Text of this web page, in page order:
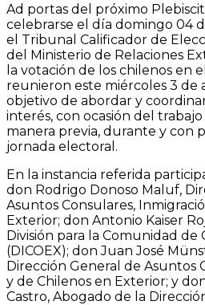
Ad portas del próximo
celebrarse el día domingo 04
el Tribunal Calificador de
del Ministerio de Relaciones
la votación de los chilenos en
reunieron este miércoles 3 de
objetivo de abordar y
interés, con ocasión del
manera previa, durante y con
jornada electoral.
En la instancia referida
don Rodrigo Donoso Maluf,
Asuntos Consulares,
Exterior; don Antonio Kaiser
División para la Comunidad
(DICOEX); don Juan José
Dirección General de Asuntos
y de Chilenos en Exterior; y
Castro, Abogado de la